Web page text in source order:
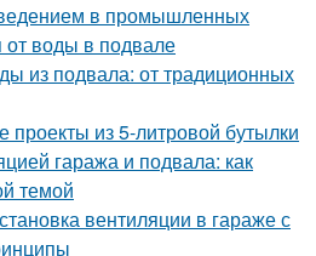
в промышленных
от воды в подвале
из подвала: от традиционных
проекты из 5-литровой бутылки
гаража и подвала: как
темой
вентиляции в гараже с